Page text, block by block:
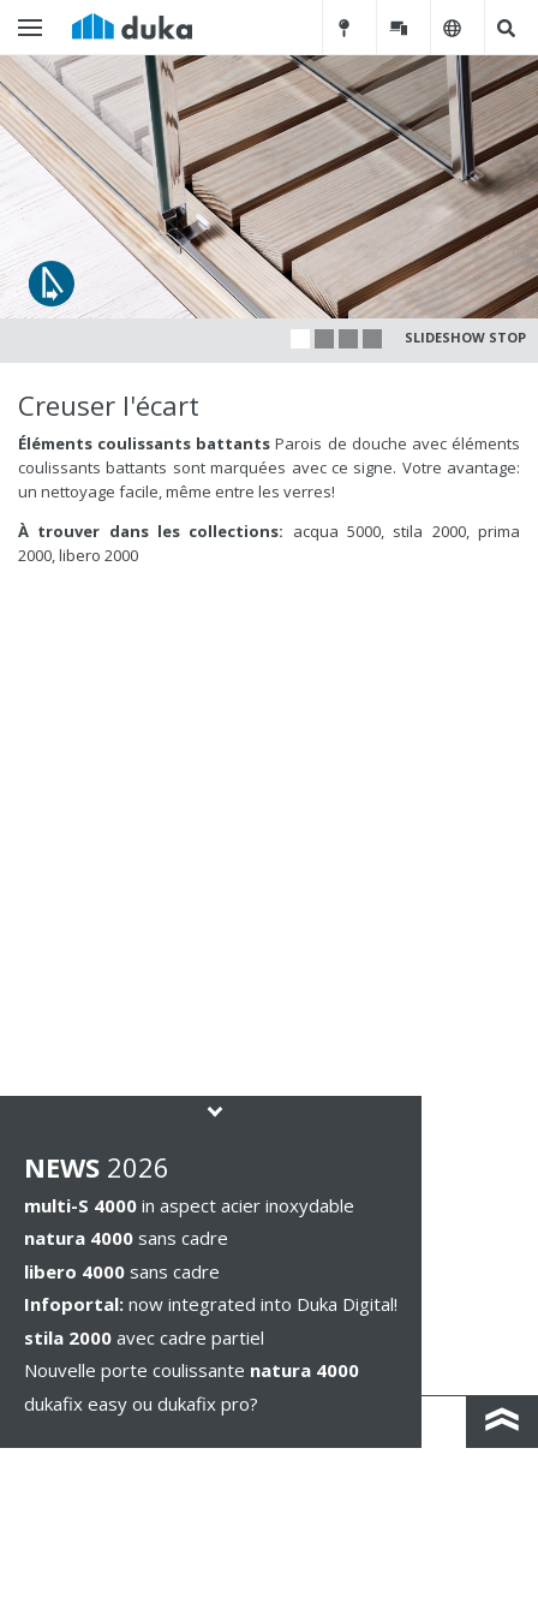
SLIDESHOW STOP
Creuser l'écart
Éléments coulissants battants Parois de douche avec éléments
coulissants battants sont marquées avec ce signe. Votre avantage:
un nettoyage facile, même entre les verres!
À trouver dans les collections: acqua 5000, stila 2000,prima
2000,libero 2000
NEWS 2026
multi-S 4000 in aspect acier inoxydable
natura 4000 sans cadre
libero 4000 sans cadre
Infoportal: now integrated into Duka Digital!
stila 2000 avec cadre partiel
Nouvelle porte coulissante natura 4000
dukafix easy ou dukafix pro?